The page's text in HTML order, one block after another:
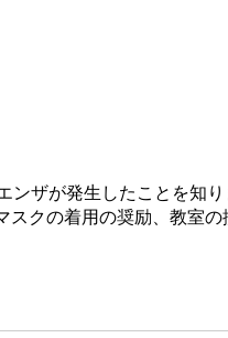
ザが発生したことを知
クの着用の奨励、教室